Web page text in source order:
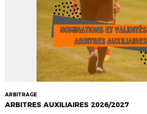
ARBITRAGE
ARBITRES AUXILIAIRES 2026/2027